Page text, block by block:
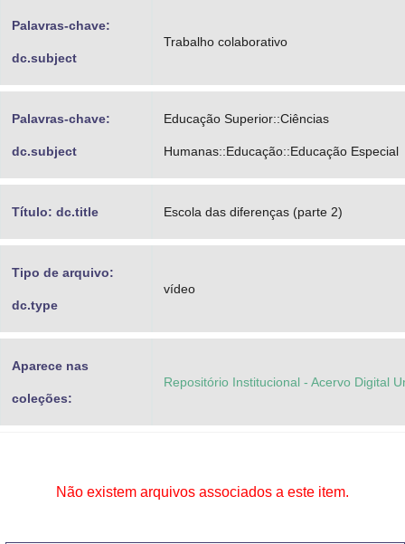
Palavras-chave:
dc.subject
Trabalho colaborativo
Palavras-chave:
dc.subject
Educação Superior::Ciências
Humanas::Educação::Educação Especial
Título: dc.title Escola das diferenças (parte 2)
Tipo de arquivo:
dc.type
vídeo
Aparece nas
coleções:
Repositório Institucional - Acervo Digital
Não existem arquivos associados a este item.